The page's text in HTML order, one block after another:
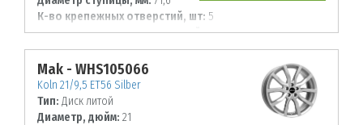
К-во крепежных отверстий, шт: 5
Диаметр располож. отверстий, мм:
130
Mak - WHS105066
Koln 21/9,5 ET56 Silber
Тип: Диск литой
Диаметр, дюйм: 21